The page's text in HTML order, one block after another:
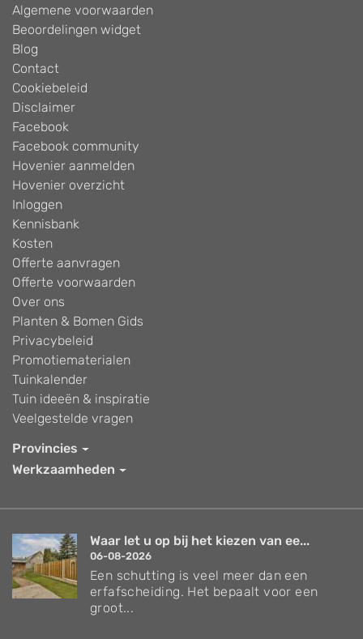
Algemene voorwaarden
Beoordelingen widget
Blog
Contact
Cookiebeleid
Disclaimer
Facebook
Facebook community
Hovenier aanmelden
Hovenier overzicht
Inloggen
Kennisbank
Kosten
Offerte aanvragen
Offerte voorwaarden
Over ons
Planten & Bomen Gids
Privacybeleid
Promotiematerialen
Tuinkalender
Tuin ideeën & inspiratie
Veelgestelde vragen
Provincies
Werkzaamheden
Waar let u op bij het kiezen van ee...
06-08-2026
Een schutting is veel meer dan een
erfafscheiding. Het bepaalt voor een
groot...